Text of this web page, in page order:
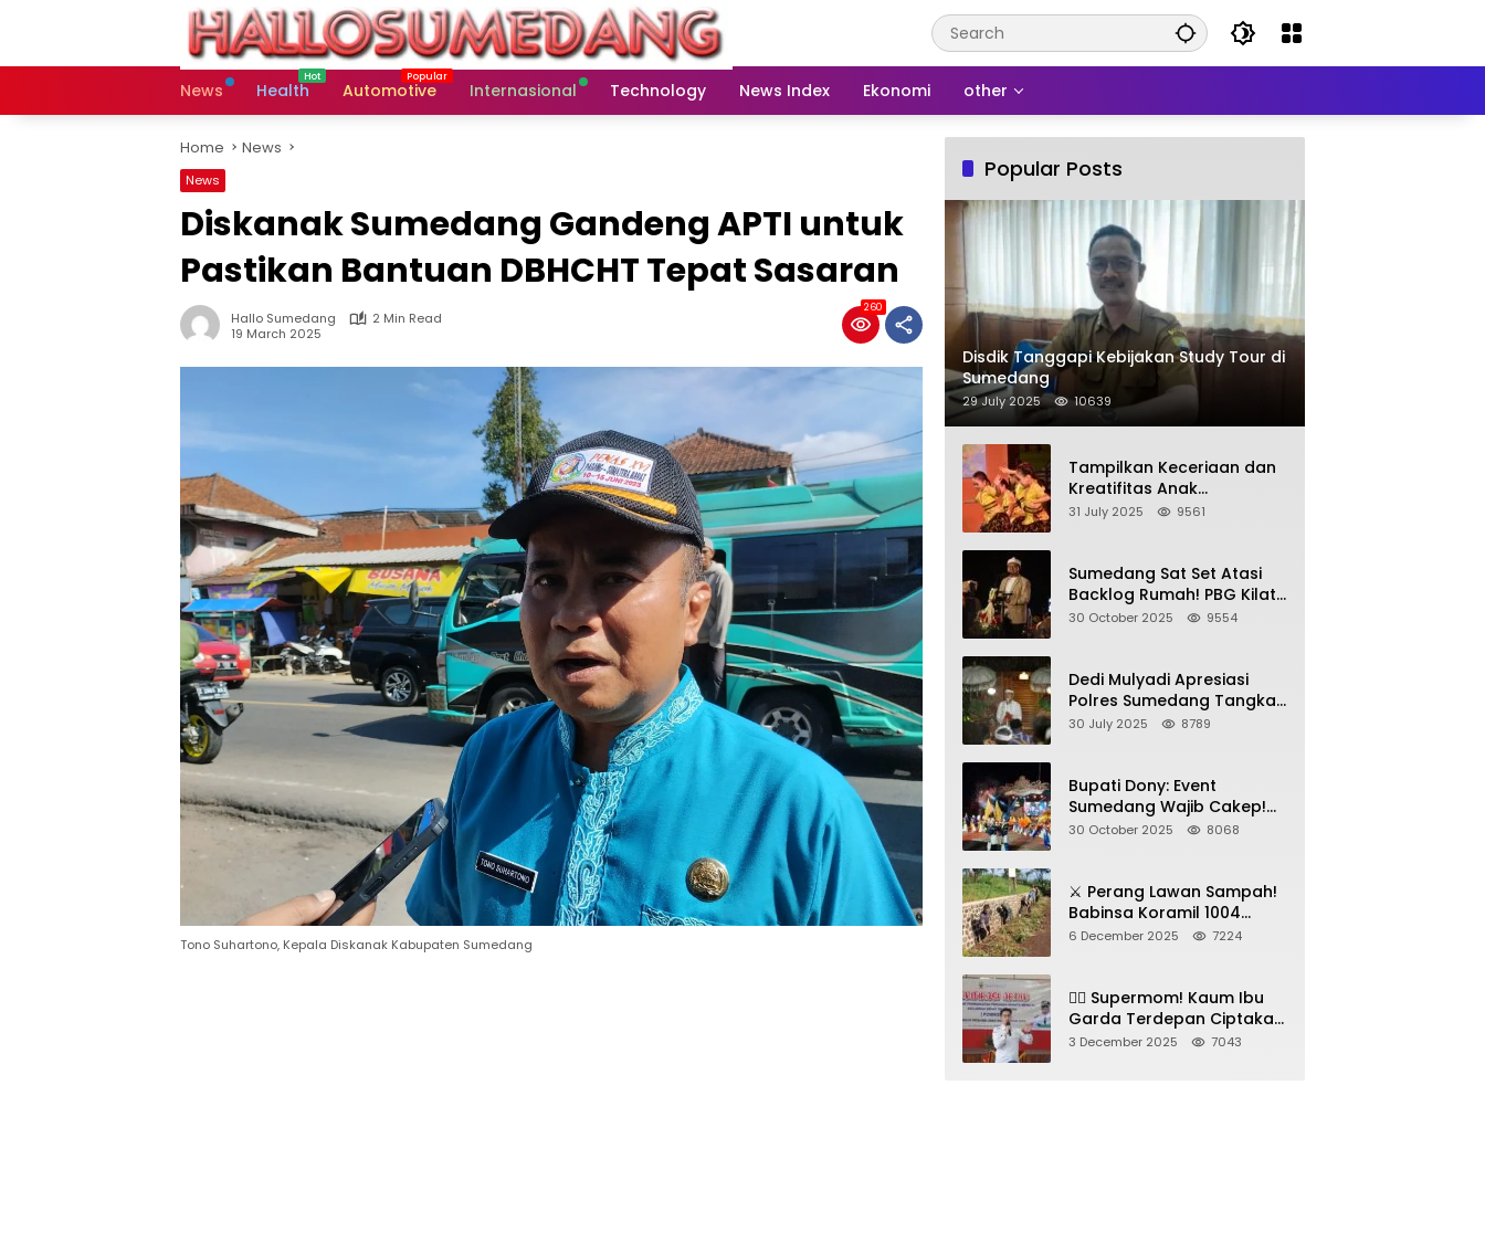
News
Health Automotive Internasional Technology News Index Ekonomi other
Home News
News
Diskanak Sumedang Gandeng APTI untuk
Pastikan Bantuan DBHCHT Tepat Sasaran
Hallo Sumedang
2 Min Read
19 March 2025
260
Tono Suhartono, Kepala Diskanak Kabupaten Sumedang
Popular Posts
Disdik Tanggapi Kebijakan Study Tour di
Sumedang
29 July 2025 10639
Tampilkan Keceriaan dan
Kreatifitas Anak
Sumedang, Gebyar HAN
31 July 2025 9561
Sumedang Sat Set Atasi
Backlog Rumah! PBG Kilat
+ KUR Perumahan Jadi
30 October 2025 9554
Dedi Mulyadi Apresiasi
Polres Sumedang Tangkap
Wartawan Gadungan
30 July 2025 8789
Bupati Dony: Event
Sumedang Wajib Cakep!
Sosialisasi Wajib Nempel
30 October 2025 8068
⚔️ Perang Lawan Sampah!
Babinsa Koramil 1004
Tanjungsari Pimpin Warga
6 December 2025 7224
🦸‍♀️ Supermom! Kaum Ibu
Garda Terdepan Ciptakan
Generasi Unggul di
3 December 2025 7043